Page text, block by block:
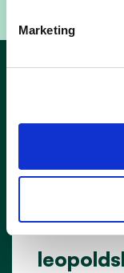
Marketing
05/09/24